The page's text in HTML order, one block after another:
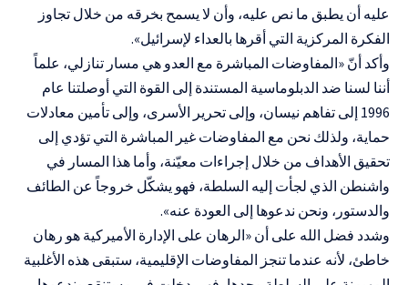
عليه أن يطبق ما نص عليه، وأن لا يسمح بخرقه من خلال تجاوز
الفكرة المركزية التي أقرها بالعداء لإسرائيل».
وأكد أنّ «المفاوضات المباشرة مع العدو هي مسار تنازلي، علماً
أننا لسنا ضد الدبلوماسية المستندة إلى القوة التي أوصلتنا عام
1996 إلى تفاهم نيسان، وإلى تحرير الأسرى، وإلى تأمين معادلات
حماية، ولذلك نحن مع المفاوضات غير المباشرة التي تؤدي إلى
تحقيق الأهداف من خلال إجراءات معيّنة، وأما هذا المسار في
واشنطن الذي لجأت إليه السلطة، فهو يشكّل خروجاً عن الطائف
والدستور، ونحن ندعوها إلى العودة عنه».
وشدد فضل الله على أن «الرهان على الإدارة الأميركية هو رهان
خاطئ، لأنه عندما تنجز المفاوضات الإقليمية، ستبقى هذه الأغلبية